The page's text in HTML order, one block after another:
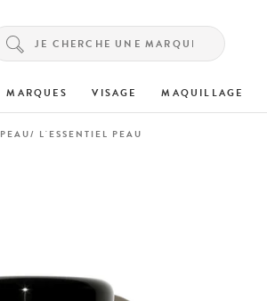
MARQUES VISAGE MAQUILLAGE
PEAU L'ESSENTIEL PEAU